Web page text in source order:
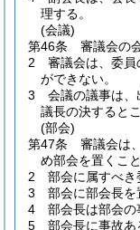
理する。
(会議)
第46条
審議会の
2
審議会は、委員
ができない。
3
会議の議事は
議長の決すると
(部会)
第47条
審議会は
め部会を置くこ
2
部会に属すべき
3
部会に部会長を
4
部会長は部会の
5
部会長に事故